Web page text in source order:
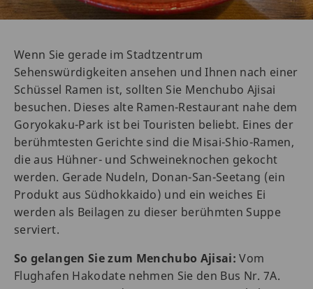
Wenn Sie gerade im Stadtzentrum
Sehenswürdigkeiten ansehen und Ihnen nach einer
Schüssel Ramen ist, sollten Sie Menchubo Ajisai
besuchen. Dieses alte Ramen-Restaurant nahe dem
Goryokaku-Park ist bei Touristen beliebt. Eines der
berühmtesten Gerichte sind die Misai-Shio-Ramen,
die aus Hühner- und Schweineknochen gekocht
werden. Gerade Nudeln, Donan-San-Seetang (ein
Produkt aus Südhokkaido) und ein weiches Ei
werden als Beilagen zu dieser berühmten Suppe
serviert.
So gelangen Sie zum Menchubo Ajisai: Vom
Flughafen Hakodate nehmen Sie den Bus Nr. 7A.